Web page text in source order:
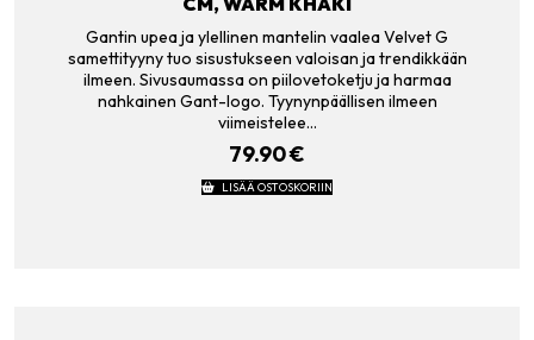
Gantin upea ja ylellinen mantelin vaalea Velvet G
samettityyny tuo sisustukseen valoisan ja trendikkään
ilmeen. Sivusaumassa on piilovetoketju ja harmaa
nahkainen Gant-logo. Tyynynpäällisen ilmeen
viimeistelee…
79.90€
LISÄÄ OSTOSKORIIN